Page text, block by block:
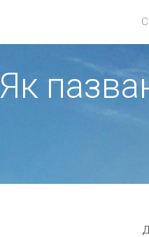
Як